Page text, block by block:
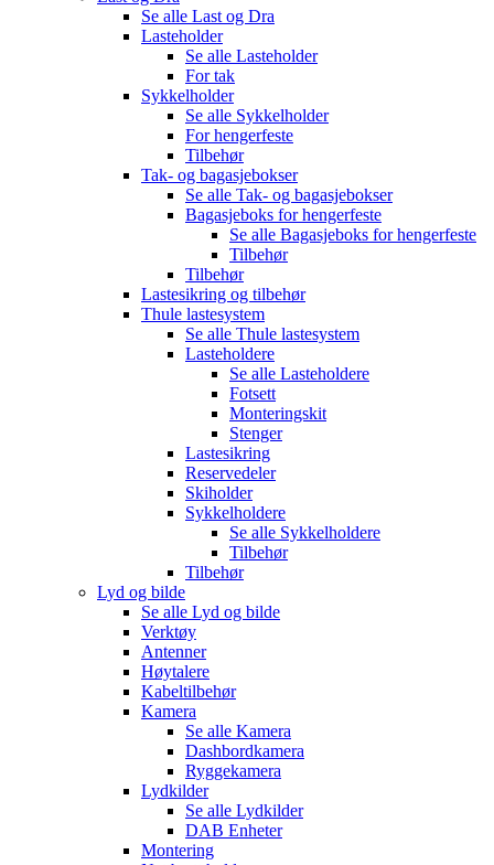
Se alle Last og Dra
Lasteholder
Se alle Lasteholder
For tak
Sykkelholder
Se alle Sykkelholder
For hengerfeste
Tilbehør
Tak- og bagasjebokser
Se alle Tak- og bagasjebokser
Bagasjeboks for hengerfeste
Se alle Bagasjeboks for hengerfeste
Tilbehør
Tilbehør
Lastesikring og tilbehør
Thule lastesystem
Se alle Thule lastesystem
Lasteholdere
Se alle Lasteholdere
Fotsett
Monteringskit
Stenger
Lastesikring
Reservedeler
Skiholder
Sykkelholdere
Se alle Sykkelholdere
Tilbehør
Tilbehør
Lyd og bilde
Se alle Lyd og bilde
Verktøy
Antenner
Høytalere
Kabeltilbehør
Kamera
Se alle Kamera
Dashbordkamera
Ryggekamera
Lydkilder
Se alle Lydkilder
DAB Enheter
Montering